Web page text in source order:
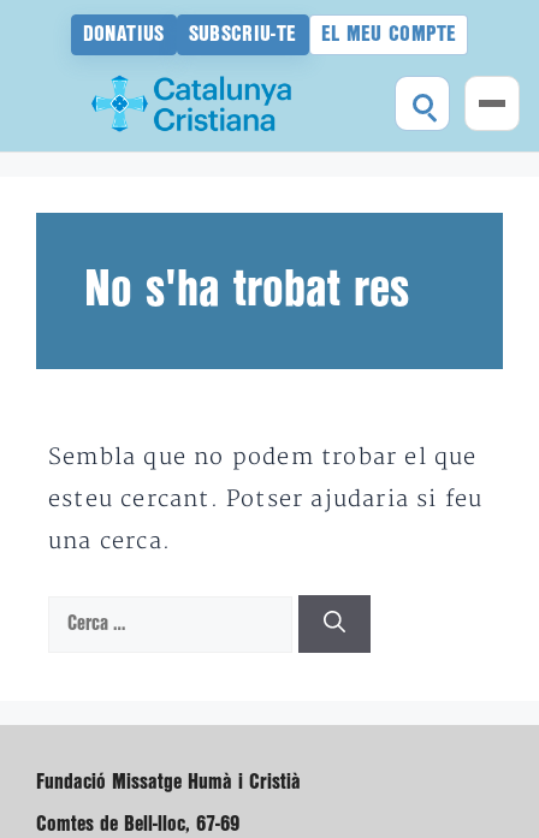
DONATIUS SUBSCRIU-TE EL MEU COMPTE
No s'ha trobat res
Sembla que no podem trobar el que
esteu cercant. Potser ajudaria si feu
una cerca.
Cerca:
Fundació Missatge Humà i Cristià
Comtes de Bell-lloc, 67-69